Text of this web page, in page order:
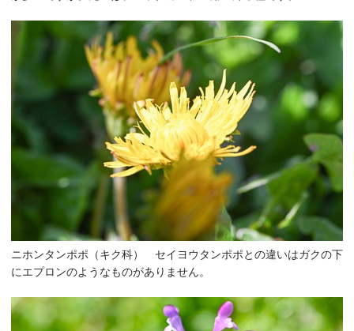
ニホンタンポポ（キク科） セイヨウタンポポとの違いはガクの下
にエプロンのようなものがありません。